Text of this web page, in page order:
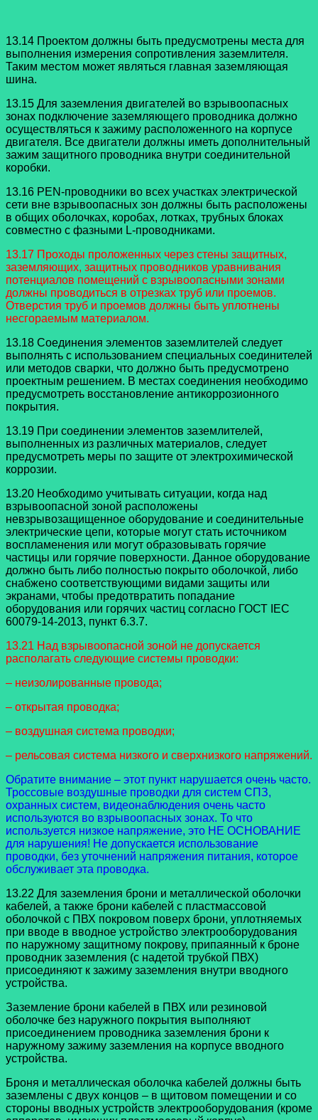
13.14 Проектом должны быть предусмотрены места для
выполнения измерения сопротивления заземлителя.
Таким местом может являться главная заземляющая
шина.
13.15 Для заземления двигателей во взрывоопасных
зонах подключение заземляющего проводника должно
осуществляться к зажиму расположенного на корпусе
двигателя. Все двигатели должны иметь дополнительный
зажим защитного проводника внутри соединительной
коробки.
13.16 PEN-проводники во всех участках электрической
сети вне взрывоопасных зон должны быть расположены
в общих оболочках, коробах, лотках, трубных блоках
совместно с фазными L-проводниками.
13.17 Проходы проложенных через стены защитных,
заземляющих, защитных проводников уравнивания
потенциалов помещений с взрывоопасными зонами
должны проводиться в отрезках труб или проемов.
Отверстия труб и проемов должны быть уплотнены
несгораемым материалом.
13.18 Соединения элементов заземлителей следует
выполнять с использованием специальных соединителей
или методов сварки, что должно быть предусмотрено
проектным решением. В местах соединения необходимо
предусмотреть восстановление антикоррозионного
покрытия.
13.19 При соединении элементов заземлителей,
выполненных из различных материалов, следует
предусмотреть меры по защите от электрохимической
коррозии.
13.20 Необходимо учитывать ситуации, когда над
взрывоопасной зоной расположены
невзрывозащищенное оборудование и соединительные
электрические цепи, которые могут стать источником
воспламенения или могут образовывать горячие
частицы или горячие поверхности. Данное оборудование
должно быть либо полностью покрыто оболочкой, либо
снабжено соответствующими видами защиты или
экранами, чтобы предотвратить попадание
оборудования или горячих частиц согласно ГОСТ IEC
60079-14-2013, пункт 6.3.7.
13.21 Над взрывоопасной зоной не допускается
располагать следующие системы проводки:
– неизолированные провода;
– открытая проводка;
– воздушная система проводки;
– рельсовая система низкого и сверхнизкого напряжений.
Обратите внимание – этот пункт нарушается очень часто.
Троссовые воздушные проводки для систем СПЗ,
охранных систем, видеонаблюдения очень часто
используются во взрывоопасных зонах. То что
используется низкое напряжение, это НЕ ОСНОВАНИЕ
для нарушения! Не допускается использование
проводки, без уточнений напряжения питания, которое
обслуживает эта проводка.
13.22 Для заземления брони и металлической оболочки
кабелей, а также брони кабелей с пластмассовой
оболочкой с ПВХ покровом поверх брони, уплотняемых
при вводе в вводное устройство электрооборудования
по наружному защитному покрову, припаянный к броне
проводник заземления (с надетой трубкой ПВХ)
присоединяют к зажиму заземления внутри вводного
устройства.
Заземление брони кабелей в ПВХ или резиновой
оболочке без наружного покрытия выполняют
присоединением проводника заземления брони к
наружному зажиму заземления на корпусе вводного
устройства.
Броня и металлическая оболочка кабелей должны быть
заземлены с двух концов – в щитовом помещении и со
стороны вводных устройств электрооборудования (кроме